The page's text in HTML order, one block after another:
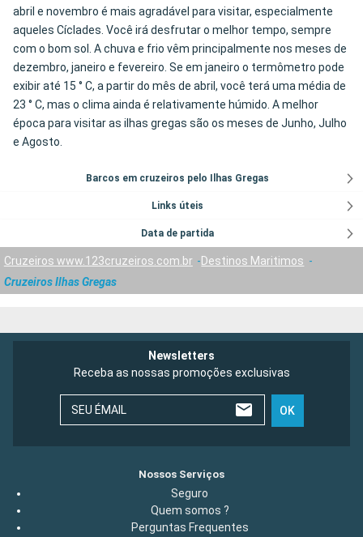
abril e novembro é mais agradável para visitar, especialmente
aqueles Cíclades. Você irá desfrutar o melhor tempo, sempre
com o bom sol. A chuva e frio vêm principalmente nos meses de
dezembro, janeiro e fevereiro. Se em janeiro o termômetro pode
exibir até 15 ° C, a partir do mês de abril, você terá uma média de
23 ° C, mas o clima ainda é relativamente húmido. A melhor
época para visitar as ilhas gregas são os meses de Junho, Julho
e Agosto.
Barcos em cruzeiros pelo Ilhas Gregas
Links úteis
Data de partida
Cruzeiros www.123cruzeiros.com.br
Destinos Maritimos
Cruzeiros Ilhas Gregas
Newsletters
Receba as nossas promoções exclusivas
SEU ÉMAIL OK
Nossos Serviços
Seguro
Quem somos ?
Perguntas Frequentes